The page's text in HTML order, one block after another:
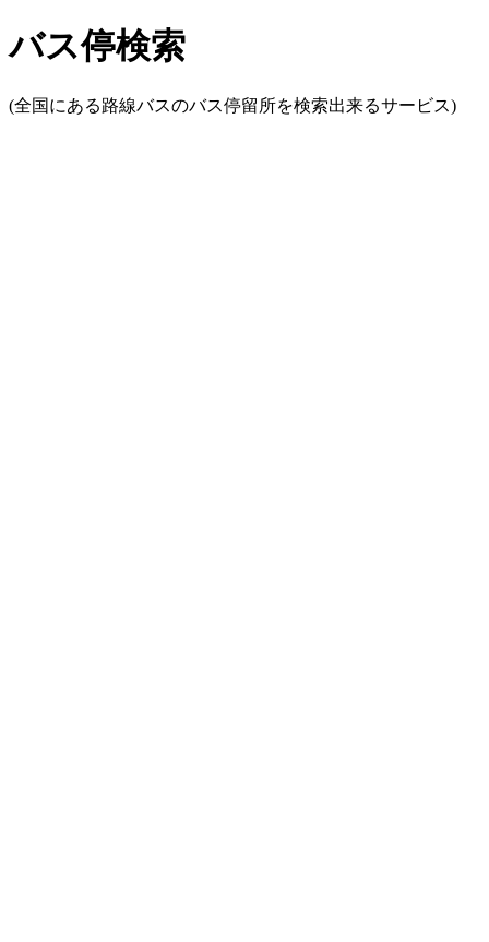
バス停検索
(全国にある路線バスのバス停留所を検索出来るサービス)